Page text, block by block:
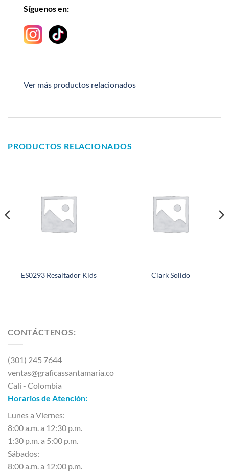
Síguenos en:
Ver más productos relacionados
PRODUCTOS RELACIONADOS
ES0293 Resaltador Kids Clark Solido
CONTÁCTENOS:
(301) 245 7644
ventas@graficassantamaria.co
Cali - Colombia
Horarios de Atención:
Lunes a Viernes:
8:00 a.m. a 12:30 p.m.
1:30 p.m. a 5:00 p.m.
Sábados:
8:00 a.m. a 12:00 p.m.